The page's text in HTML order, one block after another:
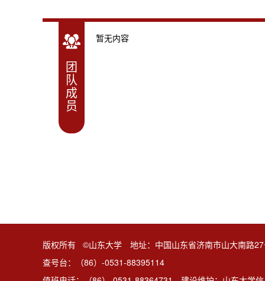
团
队
成
员
暂无内容
版权所有 ©山东大学 地址：中国山东省济南市山大南
查号台：（86）-0531-88395114